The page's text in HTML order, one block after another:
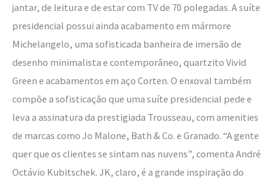
jantar, de leitura e de estar com TV de 70 polegadas. A suíte
presidencial possui ainda acabamento em mármore
Michelangelo, uma sofisticada banheira de imersão de
desenho minimalista e contemporâneo, quartzito Vivid
Green e acabamentos em aço Corten. O enxoval também
compõe a sofisticação que uma suíte presidencial pede e
leva a assinatura da prestigiada Trousseau, com amenities
de marcas como Jo Malone, Bath & Co. e Granado. “A gente
quer que os clientes se sintam nas nuvens”, comenta André
Octávio Kubitschek. JK, claro, é a grande inspiração do